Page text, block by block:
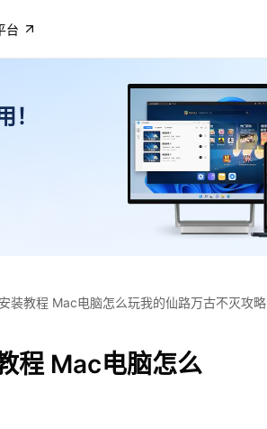
台
装教程 Mac电脑怎么玩我的仙路万古不灭攻略
程 Mac电脑怎么